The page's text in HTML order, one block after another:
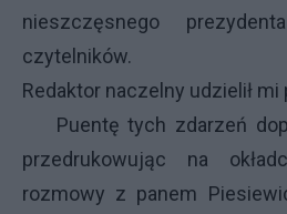
nieszczęsnego
czytelników.
Redaktor naczelny udzielił
Puentę tych zdarzeń
przedrukowując na
rozmowy z panem